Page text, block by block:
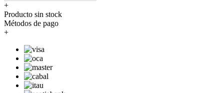
+
Producto sin stock
Métodos de pago
+